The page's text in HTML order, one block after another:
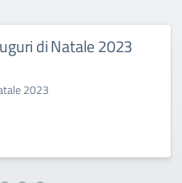
di Natale 2023
2023